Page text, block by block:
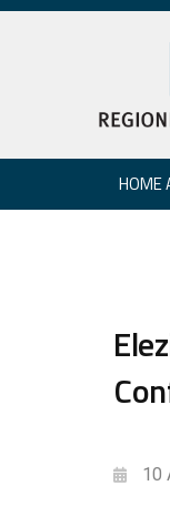
HOME
10